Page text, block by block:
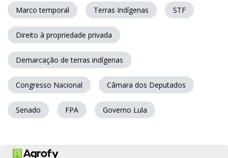
Marco temporal Terras Indígenas STF
Direito à propriedade privada
Demarcação de terras indígenas
Congresso Nacional Câmara dos Deputados
Senado FPA Governo Lula